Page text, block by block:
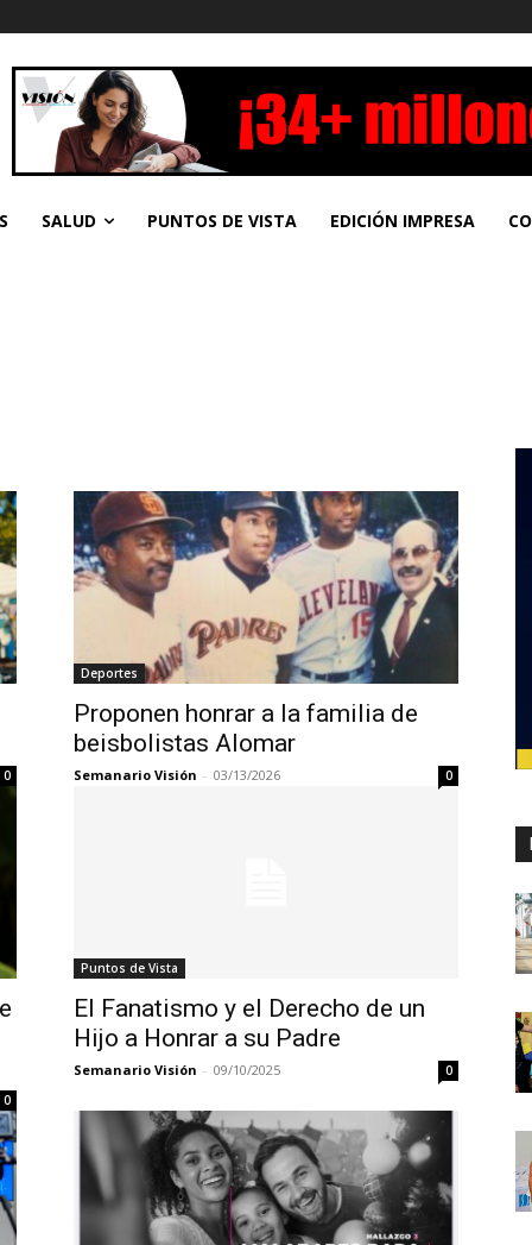
SALUD PUNTOS DE VISTA EDICIÓN IMPRESA
0
Deportes
Proponen honrar a la familia de
beisbolistas Alomar
Semanario Visión - 03/13/2026 0
0
Puntos de Vista
El Fanatismo y el Derecho de un
Hijo a Honrar a su Padre
Semanario Visión - 09/10/2025 0